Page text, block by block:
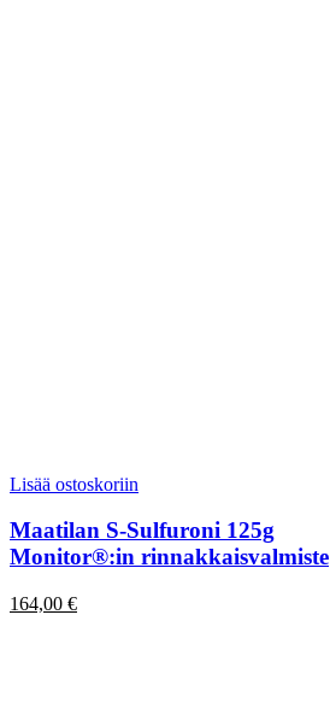
Lisää ostoskoriin
Maatilan S-Sulfuroni 125g
Monitor®:in rinnakkaisvalmiste
164,00 €